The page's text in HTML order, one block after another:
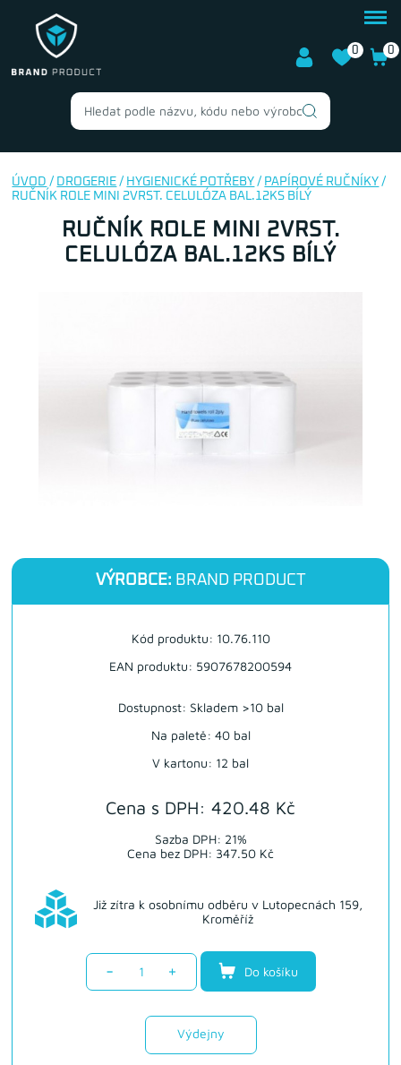
0 0
ÚVOD / DROGERIE / HYGIENICKÉ POTŘEBY / PAPÍROVÉ RUČNÍKY /
RUČNÍK ROLE MINI 2VRST. CELULÓZA BAL.12KS BÍLÝ
RUČNÍK ROLE MINI 2VRST.
CELULÓZA BAL.12KS BÍLÝ
VÝROBCE: BRAND PRODUCT
Cena s DPH: 420.48 Kč
Sazba DPH: 21%
Cena bez DPH: 347.50 Kč
Kód produktu: 10.76.110
EAN produktu: 5907678200594
Již zítra k osobnímu odběru v Lutopecnách 159,
Kroměříž
Dostupnost: Skladem >10 bal
Na paletě: 40 bal
V kartonu: 12 bal
- + Do košíku
Výdejny